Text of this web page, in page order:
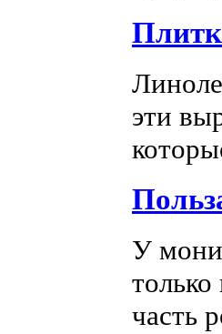
эти
У
часть